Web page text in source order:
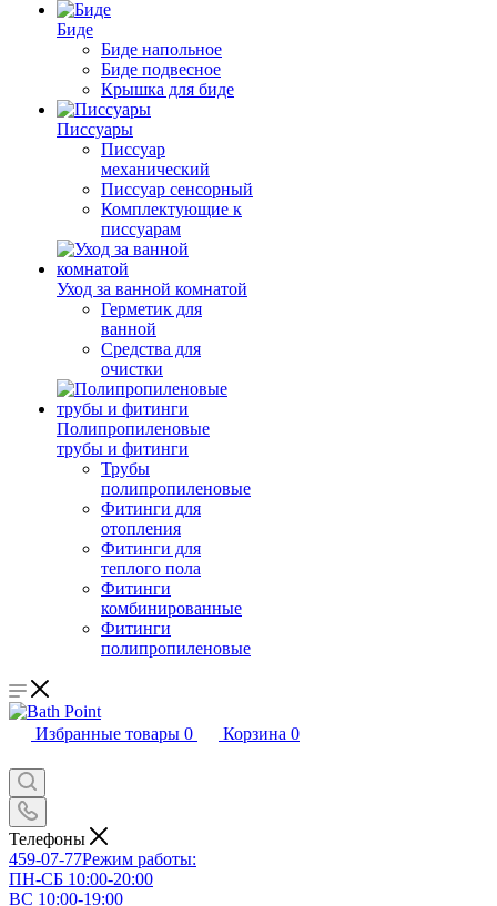
Биде
Биде напольное
Биде подвесное
Крышка для биде
Писсуары
Писсуар
механический
Писсуар сенсорный
Комплектующие к
писсуарам
Уход за ванной комнатой
Герметик для
ванной
Средства для
очистки
Полипропиленовые
трубы и фитинги
Трубы
полипропиленовые
Фитинги для
отопления
Фитинги для
теплого пола
Фитинги
комбинированные
Фитинги
полипропиленовые
Избранные товары 0 Корзина 0
Телефоны
459-07-77Режим работы:
ПН-СБ 10:00-20:00
ВС 10:00-19:00